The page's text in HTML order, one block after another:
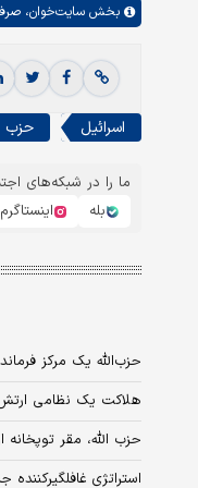
بخش سایت‌خوان،
اسرائیل حزب
ما را در شبکه‌های
بله
اینستاگرم
حزب‌الله یک مرکز
هلاکت یک نظامی ارتش
حزب‌ الله، مقر
استراتژی غافلگیرکننده